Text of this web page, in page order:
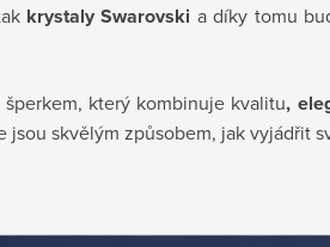
krystaly Swarovski a díky tomu
šperkem, který kombinuje kvalitu,
skvělým způsobem, jak vyjádřit